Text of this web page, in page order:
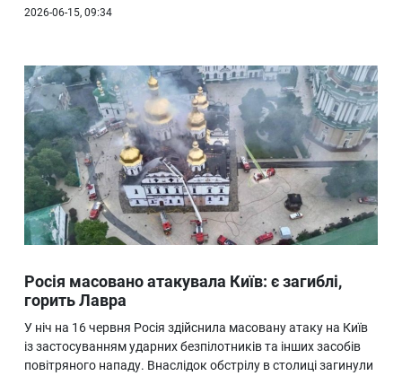
2026-06-15, 09:34
Росія масовано атакувала Київ: є загиблі,
горить Лавра
У ніч на 16 червня Росія здійснила масовану атаку на Київ
із застосуванням ударних безпілотників та інших засобів
повітряного нападу. Внаслідок обстрілу в столиці загинули